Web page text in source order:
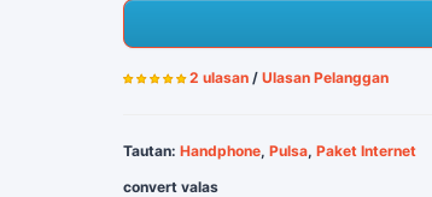
2 ulasan / Ulasan Pelanggan
Tautan: Handphone, Pulsa, Paket Internet
convert valas